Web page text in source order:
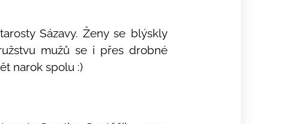
Sázavy. Ženy se blýskly
mužů se i přes drobné
narok spolu :)